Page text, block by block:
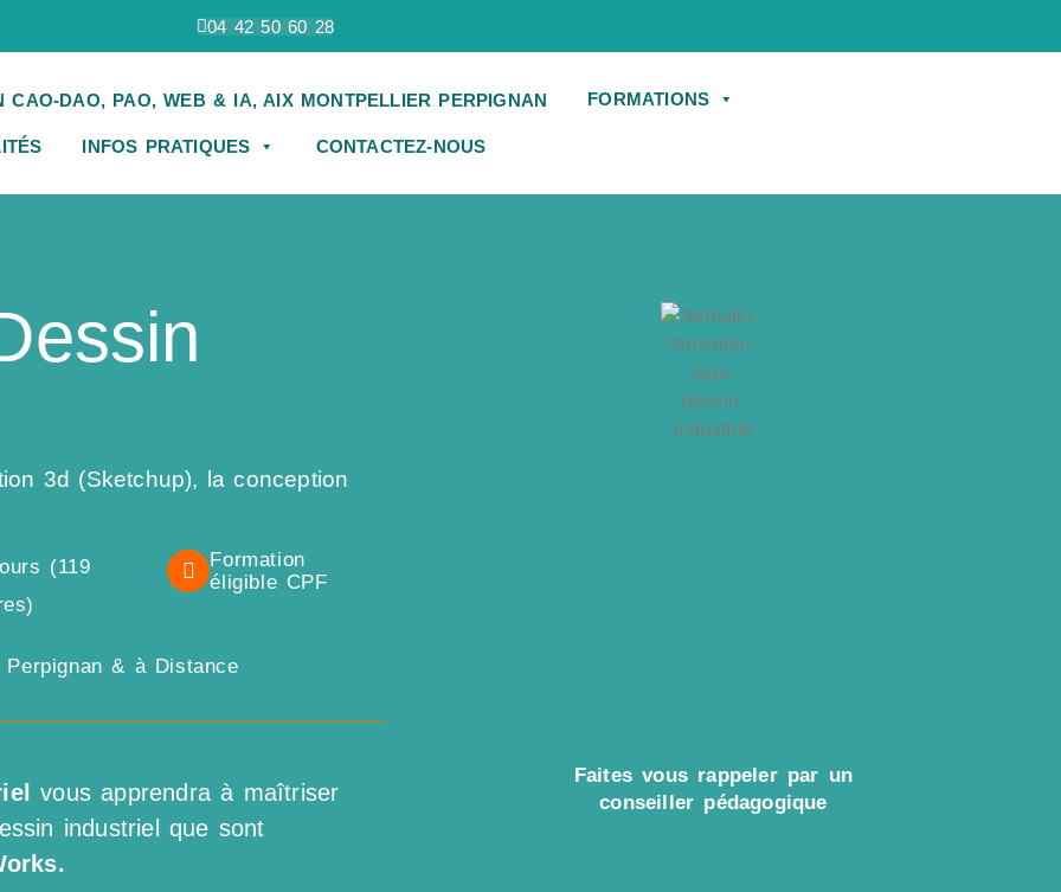
04 42 50 60 28
FORMATIONS
INFOS PRATIQUES CONTACTEZ-NOUS
3d (Sketchup), la conception
(119
Formation
éligible CPF
& à Distance
vous apprendra à maîtriser
industriel que sont
Faites vous rappeler par un
conseiller pédagogique